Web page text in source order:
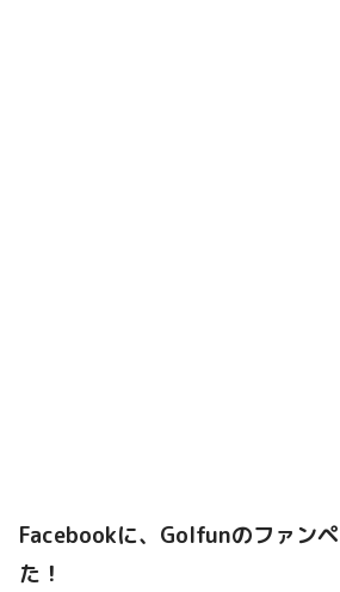
Facebookに、Golfunのファン
た！